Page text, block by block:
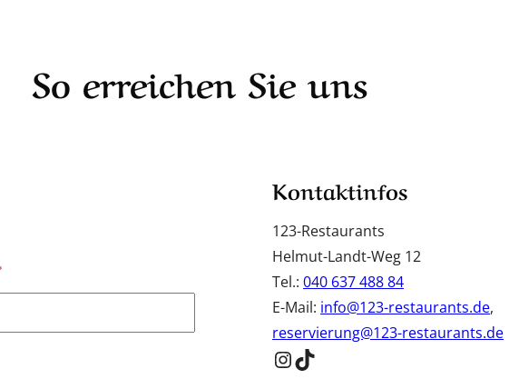
So erreichen Sie uns
*
Kontaktinfos
123-Restaurants
Helmut-Landt-Weg 12
Tel.: 040 637 488 84
E-Mail: info@123-restaurants.de,
reservierung@123-restaurants.de
Instagram
TikTok